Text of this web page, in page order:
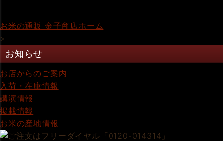
お米の通販 金子商店ホーム
>
お知らせ
お店からのご案内
入荷・在庫情報
講演情報
掲載情報
お米の産地情報